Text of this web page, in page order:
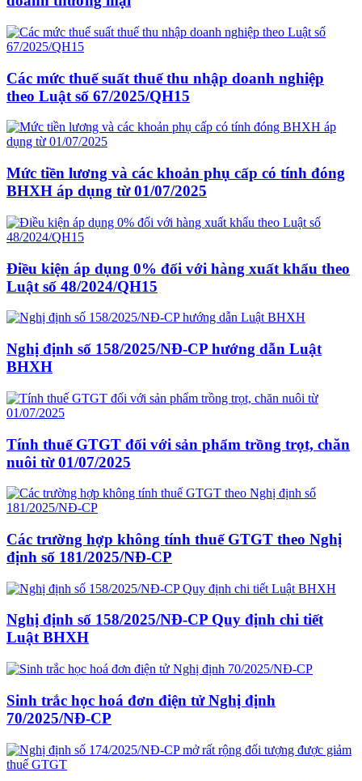
Các mức thuế suất thuế thu nhập doanh nghiệp
theo Luật số 67/2025/QH15
Mức tiền lương và các khoản phụ cấp có tính đóng
BHXH áp dụng từ 01/07/2025
Điều kiện áp dụng 0% đối với hàng xuất khẩu theo
Luật số 48/2024/QH15
Nghị định số 158/2025/NĐ-CP hướng dẫn Luật
BHXH
Tính thuế GTGT đối với sản phẩm trồng trọt, chăn
nuôi từ 01/07/2025
Các trường hợp không tính thuế GTGT theo Nghị
định số 181/2025/NĐ-CP
Nghị định số 158/2025/NĐ-CP Quy định chi tiết
Luật BHXH
Sinh trắc học hoá đơn điện tử Nghị định
70/2025/NĐ-CP